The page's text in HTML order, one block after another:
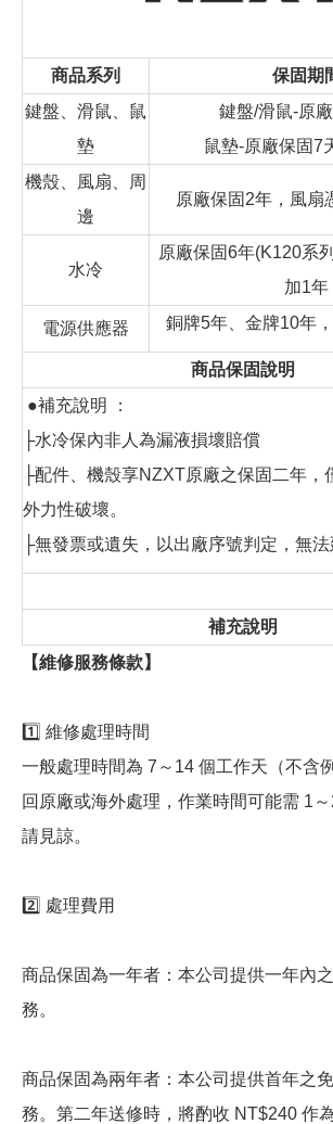
商品系列
保固期
鍵盤、滑鼠、鼠
墊
鍵盤/滑鼠-原
鼠墊-原廠保固7
機殼、風扇、周
邊
原廠保固2年，風扇
水冷
原廠保固6年(K120系
加1年
電源供應器 銅牌5年、金牌10年
商品保固說明
●補充說明 ：
├水冷保內非人為漏液損壞賠償
├配件、機殼享NZXT原廠之保固二年，
外力性破壞。
├無發票或遺失，以出廠序號判定，無法
補充說明
【維修服務條款】
1️⃣ 維修處理時間
一般處理時間為 7～14 個工作天（不含
回原廠或海外處理，作業時間可能需 1
請見諒。
2️⃣ 處理費用
商品保固為一年者：本公司提供一年內
務。
商品保固為兩年者：本公司提供首年之
務。第二年送修時，將酌收 NT$240 作